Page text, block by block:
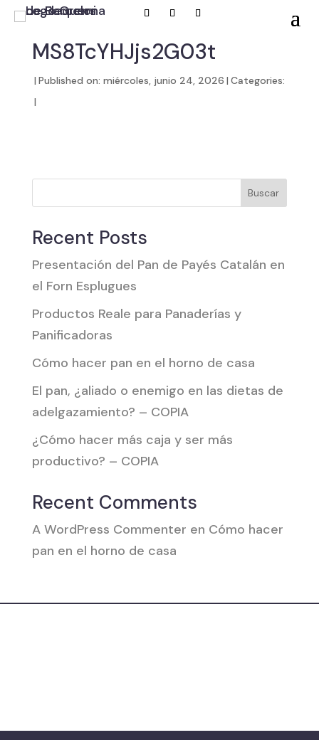
MS8TcYHJjs2G03t
| Published on: miércoles, junio 24, 2026 | Categories:
|
Buscar
Recent Posts
Presentación del Pan de Payés Catalán en
el Forn Esplugues
Productos Reale para Panaderías y
Panificadoras
Cómo hacer pan en el horno de casa
El pan, ¿aliado o enemigo en las dietas de
adelgazamiento? – COPIA
¿Cómo hacer más caja y ser más
productivo? – COPIA
Recent Comments
A WordPress Commenter en Cómo hacer
pan en el horno de casa